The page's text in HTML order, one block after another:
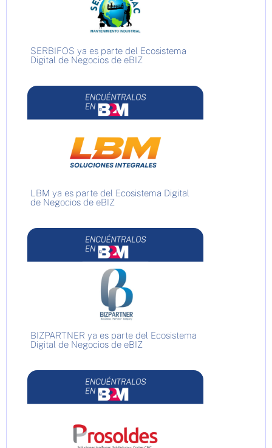
SERBIFOS ya es parte del Ecosistema
Digital de Negocios de eBIZ
LBM ya es parte del Ecosistema Digital
de Negocios de eBIZ
BIZPARTNER ya es parte del Ecosistema
Digital de Negocios de eBIZ